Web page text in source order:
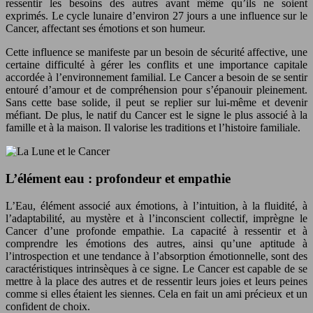
ressentir les besoins des autres avant même qu’ils ne soient
exprimés. Le cycle lunaire d’environ 27 jours a une influence sur le
Cancer, affectant ses émotions et son humeur.
Cette influence se manifeste par un besoin de sécurité affective, une
certaine difficulté à gérer les conflits et une importance capitale
accordée à l’environnement familial. Le Cancer a besoin de se sentir
entouré d’amour et de compréhension pour s’épanouir pleinement.
Sans cette base solide, il peut se replier sur lui-même et devenir
méfiant. De plus, le natif du Cancer est le signe le plus associé à la
famille et à la maison. Il valorise les traditions et l’histoire familiale.
L’élément eau : profondeur et empathie
L’Eau, élément associé aux émotions, à l’intuition, à la fluidité, à
l’adaptabilité, au mystère et à l’inconscient collectif, imprègne le
Cancer d’une profonde empathie. La capacité à ressentir et à
comprendre les émotions des autres, ainsi qu’une aptitude à
l’introspection et une tendance à l’absorption émotionnelle, sont des
caractéristiques intrinsèques à ce signe. Le Cancer est capable de se
mettre à la place des autres et de ressentir leurs joies et leurs peines
comme si elles étaient les siennes. Cela en fait un ami précieux et un
confident de choix.